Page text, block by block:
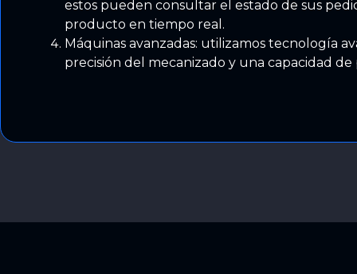
estos pueden consultar el estado de sus
producto en tiempo real.
Máquinas avanzadas: utilizamos tecnología
precisión del mecanizado y una capacidad